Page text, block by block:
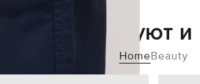
Добавьте уют
HomeBeauty